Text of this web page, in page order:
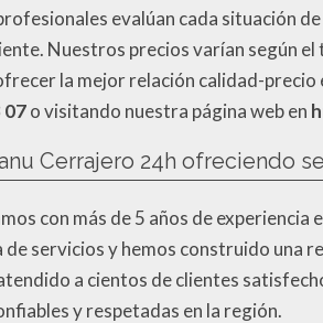
evalúan cada situación
Nuestros precios varían según
la mejor relación calidad-
07o visitando nuestra página web en
Cerrajero 24h ofreciendo
con más de 5 años de
servicios y hemos construido una
a cientos de clientes
y respetadas en la región.